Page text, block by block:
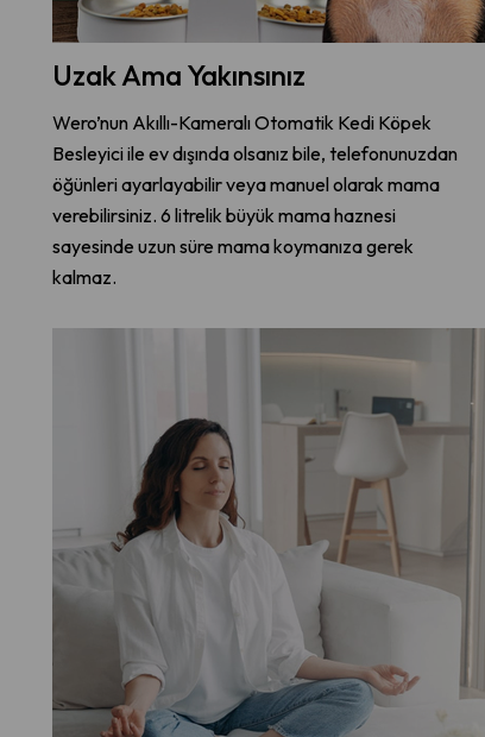
Uzak Ama Yakınsınız
Wero’nun Akıllı-Kameralı Otomatik Kedi Köpek
Besleyici ile ev dışında olsanız bile, telefonunuzdan
öğünleri ayarlayabilir veya manuel olarak mama
verebilirsiniz. 6 litrelik büyük mama haznesi
sayesinde uzun süre mama koymanıza gerek
kalmaz.